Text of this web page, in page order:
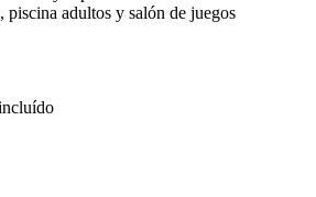
piscina adultos y salón de juegos